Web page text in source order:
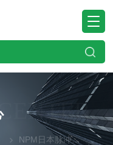
NPM日本脉冲